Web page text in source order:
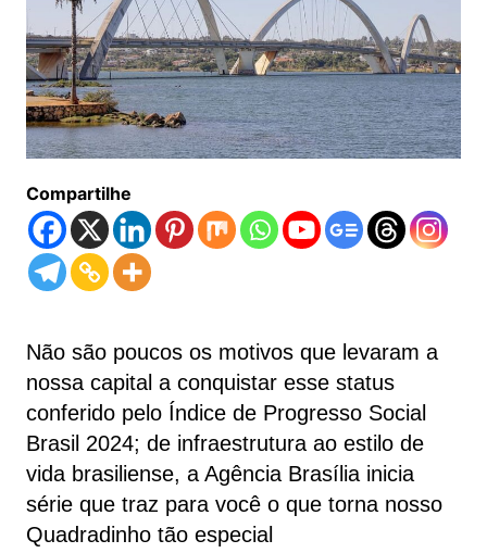
Compartilhe
Não são poucos os motivos que levaram a
nossa capital a conquistar esse status
conferido pelo Índice de Progresso Social
Brasil 2024; de infraestrutura ao estilo de
vida brasiliense, a Agência Brasília inicia
série que traz para você o que torna nosso
Quadradinho tão especial